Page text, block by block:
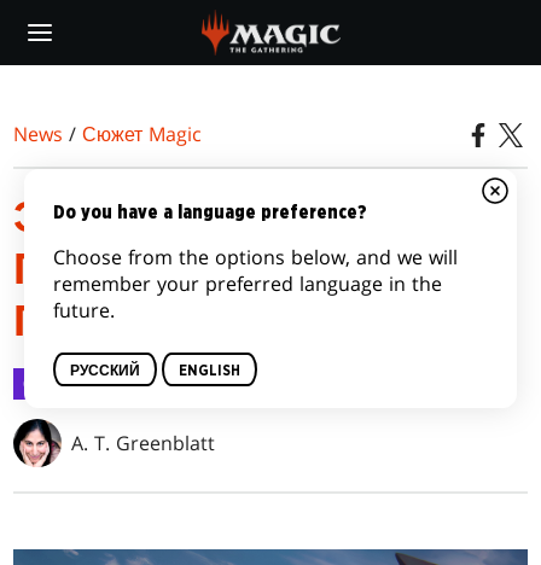
main
News /Сюжет Magic
ЭПИЗОД 3: ОПАСНЫЙ
ПОДЪЕМ И ДОЛГОЕ
ПАДЕНИЕ
Сюжет Magic 16 сент. 2020 г.
A. T. Greenblatt
Do you have a language preference?
Choose from the options below, and we will
remember your preferred language in the
future.
РУССКИЙ ENGLISH